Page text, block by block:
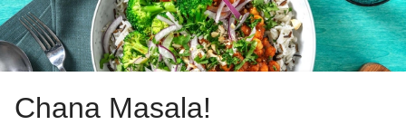
Chana Masala!